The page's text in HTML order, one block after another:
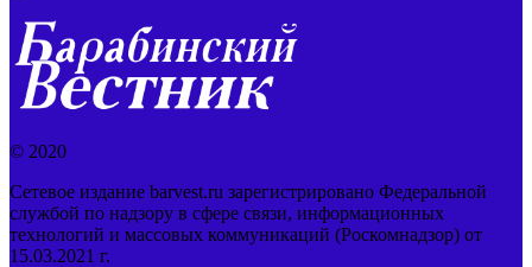
© 2020
Сетевое издание barvest.ru зарегистрировано Федеральной
службой по надзору в сфере связи, информационных
технологий и массовых коммуникаций (Роскомнадзор) от
15.03.2021 г.